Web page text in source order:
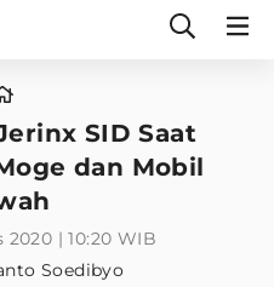
SID Saat
dan Mobil
| 10:20 WIB
Soedibyo